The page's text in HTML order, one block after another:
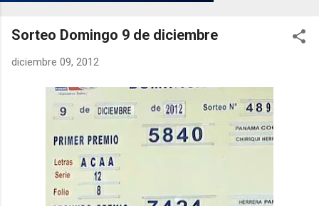
Sorteo Domingo 9 de diciembre
diciembre 09, 2012